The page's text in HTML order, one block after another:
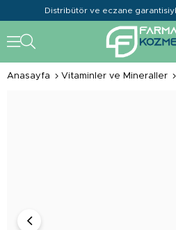
Distribütör ve eczane
Anasayfa Vitaminler ve Mineraller